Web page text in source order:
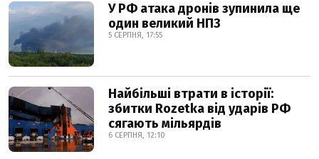
У РФ атака дронів зупинила ще
один великий НПЗ
5 СЕРПНЯ, 17:55
Найбільші втрати в історії:
збитки Rozetka від ударів РФ
сягають мільярдів
6 СЕРПНЯ, 12:10